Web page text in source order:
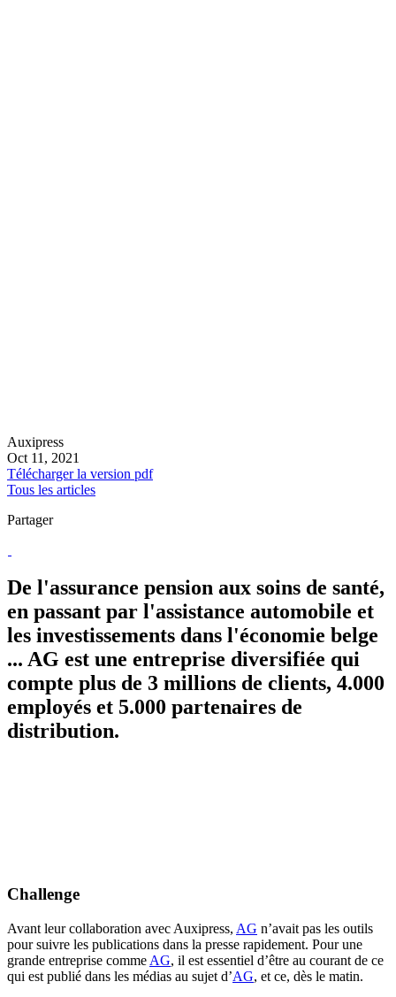
Auxipress
Oct 11, 2021
Télécharger la version pdf
Tous les articles
Partager
De l'assurance pension aux soins de santé,
en passant par l'assistance automobile et
les investissements dans l'économie belge
... AG est une entreprise diversifiée qui
compte plus de 3 millions de clients, 4.000
employés et 5.000 partenaires de
distribution.
Challenge
Avant leur collaboration avec Auxipress, AG n’avait pas les outils
pour suivre les publications dans la presse rapidement. Pour une
grande entreprise comme AG, il est essentiel d’être au courant de ce
qui est publié dans les médias au sujet d’AG, et ce, dès le matin.